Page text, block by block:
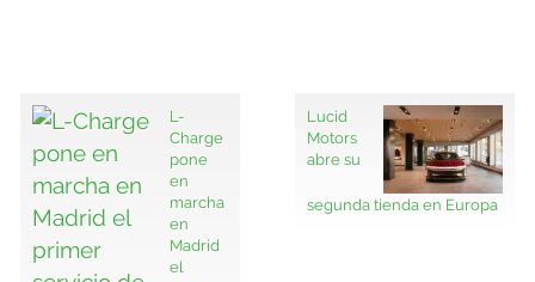
L-
Charge
pone
en
marcha
en
Madrid
el
Lucid
Motors
abre su
segunda tienda en Europa